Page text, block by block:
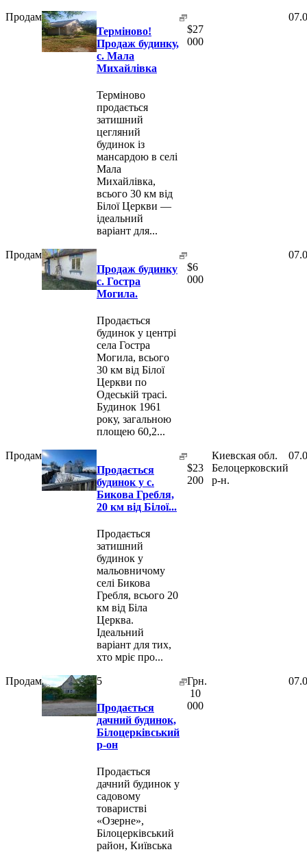
Продам
Терміново!
Продаж будинку,
с. Мала
Михайлівка
Терміново
продається
затишний
цегляний
будинок із
мансардою в селі
Мала
Михайлівка,
всього 30 км від
Білої Церкви —
ідеальний
варіант для...
$27
000
Продам
Продаж будинку
с. Гостра
Могила.
Продається
будинок у центрі
села Гостра
Могила, всього
30 км від Білої
Церкви по
Одеській трасі.
Будинок 1961
року, загальною
площею 60,2...
$6
000
Продам
Продається
будинок у с.
Бикова Гребля,
20 км від Білої...
Продається
затишний
будинок у
мальовничому
селі Бикова
Гребля, всього 20
км від Біла
Церква.
Ідеальний
варіант для тих,
хто мріє про...
$23
200
Киевская обл.
Белоцерковский
р-н.
Продам 5
Продається
дачний будинок,
Білоцерківський
р-он
Продається
дачний будинок у
садовому
товаристві
«Озерне»,
Білоцерківський
район, Київська
Грн.
10
000